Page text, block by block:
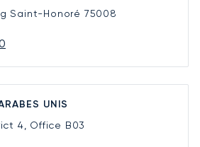
Saint-Honoré 75008
UNIS
4, Office B03